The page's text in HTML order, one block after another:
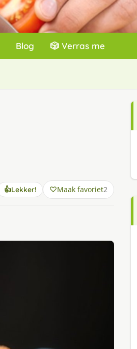
Blog 🎲 Verras me
👍Lekker! Maak favoriet2